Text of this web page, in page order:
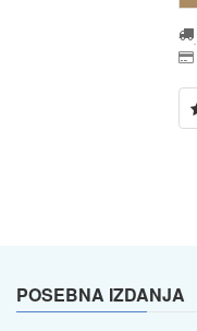
POSEBNA IZDANJA